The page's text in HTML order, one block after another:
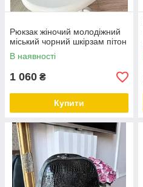
Рюкзак жіночий молодіжний
міський чорний шкірзам пітон
В наявності
1 060 ₴
Купити